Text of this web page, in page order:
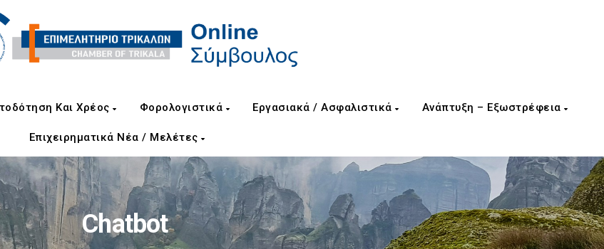
Και Χρέος Φορολογιστικά Εργασιακά / Ασφαλιστικά Ανάπτυξη – Εξωστρέφεια
Επιχειρηματικά Νέα / Μελέτες
Chatbot